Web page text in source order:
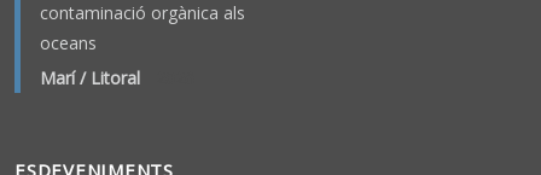
contaminació orgànica als
oceans
Marí / Litoral
ESDEVENIMENTS